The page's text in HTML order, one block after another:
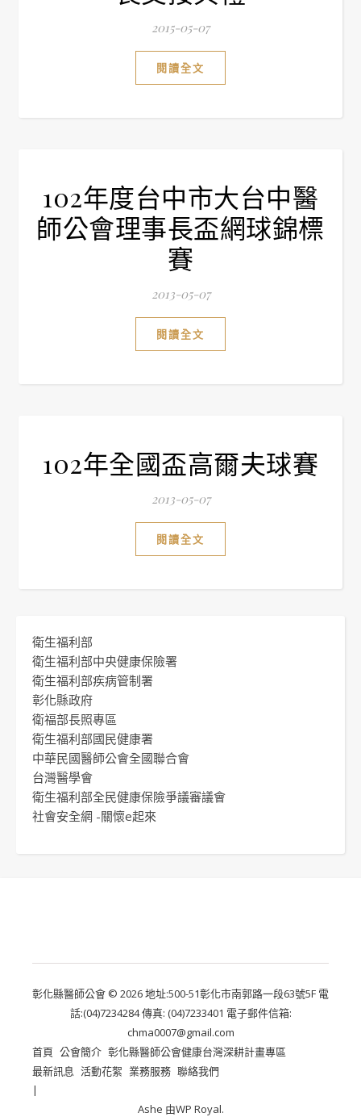
2015-05-07
閱讀全文
102年度台中市大台中醫
師公會理事長盃網球錦標
賽
2013-05-07
閱讀全文
102年全國盃高爾夫球賽
2013-05-07
閱讀全文
衛生福利部
衛生福利部中央健康保險署
衛生福利部疾病管制署
彰化縣政府
衛福部長照專區
衛生福利部國民健康署
中華民國醫師公會全國聯合會
台灣醫學會
衛生福利部全民健康保險爭議審議會
社會安全網 -關懷e起來
彰化縣醫師公會 © 2026 地址:500-51彰化市南郭路一段63號5F 電
話:(04)7234284 傳真: (04)7233401 電子郵件信箱:
chma0007@gmail.com
首頁 公會簡介 彰化縣醫師公會健康台灣深耕計畫專區
最新訊息 活動花絮 業務服務 聯絡我們
Ashe 由WP Royal.